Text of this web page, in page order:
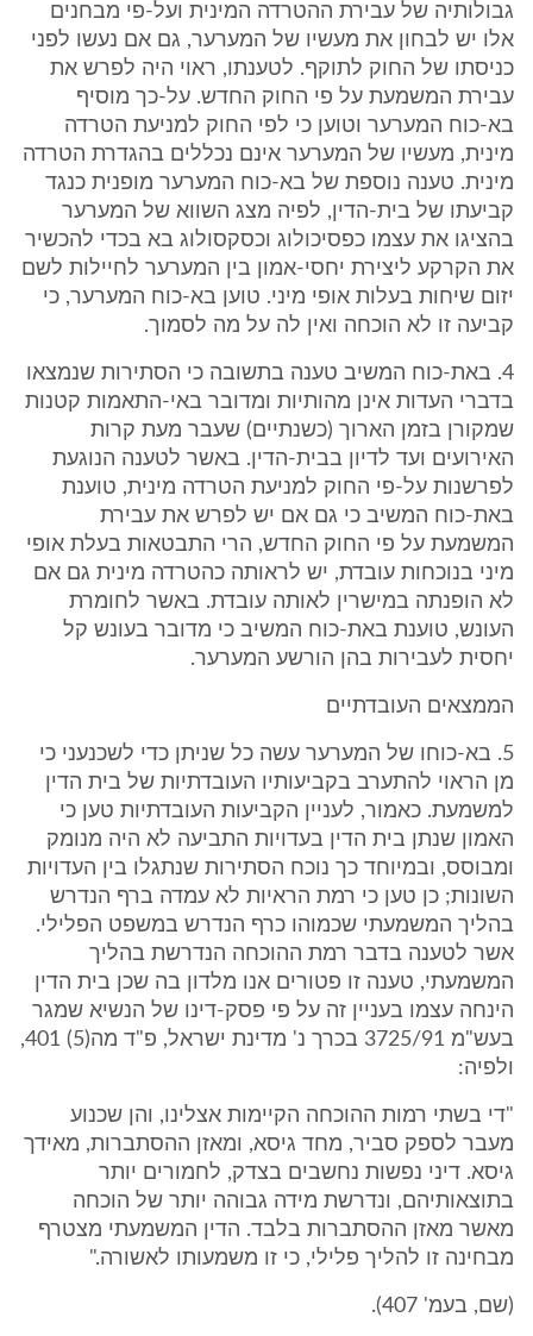
גבולותיה של עבירת ההטרדה המינית ועל-פי מבחנים
אלו יש לבחון את מעשיו של המערער, גם אם נעשו לפני
כניסתו של החוק לתוקף. לטענתו, ראוי היה לפרש את
עבירת המשמעת על פי החוק החדש. על-כך מוסיף
בא-כוח המערער וטוען כי לפי החוק למניעת הטרדה
מינית, מעשיו של המערער אינם נכללים בהגדרת הטרדה
מינית. טענה נוספת של בא-כוח המערער מופנית כנגד
קביעתו של בית-הדין, לפיה מצג השווא של המערער
בהציגו את עצמו כפסיכולוג וכסקסולוג בא בכדי להכשיר
את הקרקע ליצירת יחסי-אמון בין המערער לחיילות לשם
יזום שיחות בעלות אופי מיני. טוען בא-כוח המערער, כי
קביעה זו לא הוכחה ואין לה על מה לסמוך.
4. באת-כוח המשיב טענה בתשובה כי הסתירות שנמצאו
בדברי העדות אינן מהותיות ומדובר באי-התאמות קטנות
שמקורן בזמן הארוך (כשנתיים) שעבר מעת קרות
האירועים ועד לדיון בבית-הדין. באשר לטענה הנוגעת
לפרשנות על-פי החוק למניעת הטרדה מינית, טוענת
באת-כוח המשיב כי גם אם יש לפרש את עבירת
המשמעת על פי החוק החדש, הרי התבטאות בעלת אופי
מיני בנוכחות עובדת, יש לראותה כהטרדה מינית גם אם
לא הופנתה במישרין לאותה עובדת. באשר לחומרת
העונש, טוענת באת-כוח המשיב כי מדובר בעונש קל
יחסית לעבירות בהן הורשע המערער.
הממצאים העובדתיים
5. בא-כוחו של המערער עשה כל שניתן כדי לשכנעני כי
מן הראוי להתערב בקביעותיו העובדתיות של בית הדין
למשמעת. כאמור, לעניין הקביעות העובדתיות טען כי
האמון שנתן בית הדין בעדויות התביעה לא היה מנומק
ומבוסס, ובמיוחד כך נוכח הסתירות שנתגלו בין העדויות
השונות; כן טען כי רמת הראיות לא עמדה ברף הנדרש
בהליך המשמעתי שכמוהו כרף הנדרש במשפט הפלילי.
אשר לטענה בדבר רמת ההוכחה הנדרשת בהליך
המשמעתי, טענה זו פטורים אנו מלדון בה שכן בית הדין
הינחה עצמו בעניין זה על פי פסק-דינו של הנשיא שמגר
בעש"מ 3725/91 בכרך נ' מדינת ישראל, פ"ד מה(5) 401,
ולפיה:
"די בשתי רמות ההוכחה הקיימות אצלינו, והן שכנוע
מעבר לספק סביר, מחד גיסא, ומאזן ההסתברות, מאידך
גיסא. דיני נפשות נחשבים בצדק, לחמורים יותר
בתוצאותיהם, ונדרשת מידה גבוהה יותר של הוכחה
מאשר מאזן ההסתברות בלבד. הדין המשמעתי מצטרף
מבחינה זו להליך פלילי, כי זו משמעותו לאשורה."
(שם, בעמ' 407).